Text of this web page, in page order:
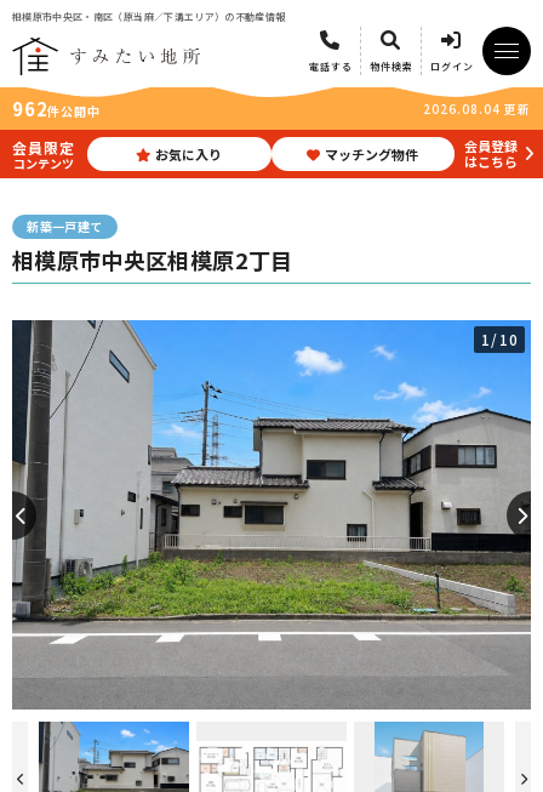
相模原市中央区・南区（原当麻／下溝エリア）の不動産情報
電話する 物件検索 ログイン
962件公開中 2026.08.04 更新
会員限定
コンテンツ お気に入り マッチング物件
会員登録
はこちら
新築一戸建て
相模原市中央区相模原2丁目
1/10